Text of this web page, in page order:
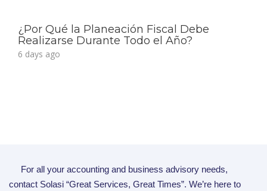
¿Por Qué la Planeación Fiscal Debe
Realizarse Durante Todo el Año?
6 days ago
For all your accounting and business advisory needs,
contact Solasi “Great Services, Great Times”. We’re here to